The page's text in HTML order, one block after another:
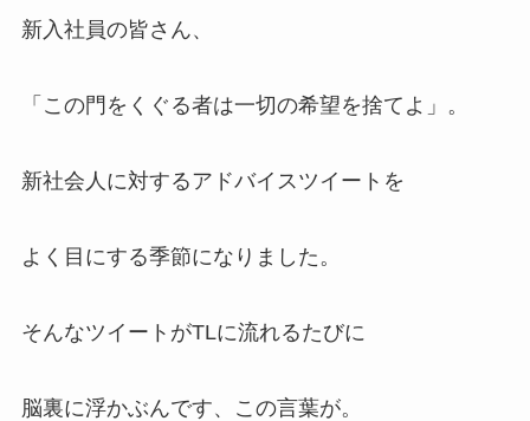
新入社員の皆さん、
「この門をくぐる者は一切の希望を捨てよ」。
新社会人に対するアドバイスツイートを
よく目にする季節になりました。
そんなツイートがTLに流れるたびに
脳裏に浮かぶんです、この言葉が。